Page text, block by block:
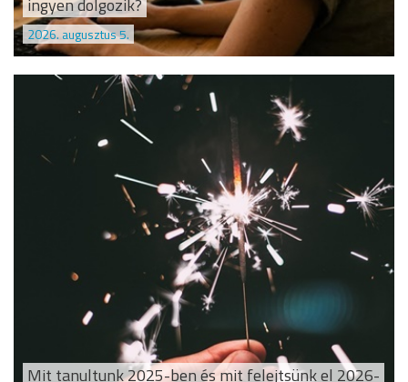
ingyen dolgozik?
2026. augusztus 5.
Mit tanultunk 2025-ben és mit felejtsünk el 2026-